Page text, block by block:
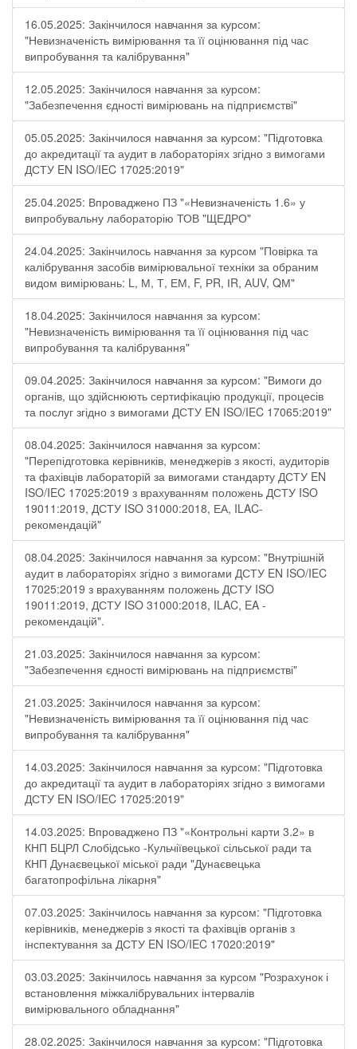
16.05.2025: Закінчилося навчання за курсом:
"Невизначеність вимірювання та її оцінювання під час
випробування та калібрування"
12.05.2025: Закінчилося навчання за курсом:
"Забезпечення єдності вимірювань на підприємстві"
05.05.2025: Закінчилося навчання за курсом: "Підготовка
до акредитації та аудит в лабораторіях згідно з вимогами
ДСТУ EN ISO/IEC 17025:2019"
25.04.2025: Впроваджено ПЗ "«Невизначеність 1.6» у
випробувальну лабораторію ТОВ "ЩЕДРО"
24.04.2025: Закінчилось навчання за курсом "Повірка та
калібрування засобів вимірювальної техніки за обраним
видом вимірювань: L, М, Т, ЕМ, F, РR, ІR, АUV, QМ"
18.04.2025: Закінчилося навчання за курсом:
"Невизначеність вимірювання та її оцінювання під час
випробування та калібрування"
09.04.2025: Закінчилося навчання за курсом: "Вимоги до
органів, що здійснюють сертифікацію продукції, процесів
та послуг згідно з вимогами ДСТУ EN ISO/IEC 17065:2019"
08.04.2025: Закінчилося навчання за курсом:
"Перепідготовка керівників, менеджерів з якості, аудиторів
та фахівців лабораторій за вимогами стандарту ДСТУ EN
ISO/IEC 17025:2019 з врахуванням положень ДСТУ ISO
19011:2019, ДСТУ ISO 31000:2018, ЕА, ILAC-
рекомендацій"
08.04.2025: Закінчилося навчання за курсом: "Внутрішній
аудит в лабораторіях згідно з вимогами ДСТУ EN ISO/IEC
17025:2019 з врахуванням положень ДСТУ ISO
19011:2019, ДСТУ ISO 31000:2018, ILAC, EA -
рекомендацій".
21.03.2025: Закінчилося навчання за курсом:
"Забезпечення єдності вимірювань на підприємстві"
21.03.2025: Закінчилося навчання за курсом:
"Невизначеність вимірювання та її оцінювання під час
випробування та калібрування"
14.03.2025: Закінчилося навчання за курсом: "Підготовка
до акредитації та аудит в лабораторіях згідно з вимогами
ДСТУ EN ISO/IEC 17025:2019"
14.03.2025: Впроваджено ПЗ "«Контрольні карти 3.2» в
КНП БЦРЛ Слобідсько -Кульчіївецької сільської ради та
КНП Дунаєвецької міської ради "Дунаєвецька
багатопрофільна лікарня"
07.03.2025: Закінчилось навчання за курсом: "Підготовка
керівників, менеджерів з якості та фахівців органів з
інспектування за ДСТУ EN ISO/IEC 17020:2019"
03.03.2025: Закінчилось навчання за курсом "Розрахунок і
встановлення міжкалібрувальних інтервалів
вимірювального обладнання"
28.02.2025: Закінчилося навчання за курсом: "Підготовка